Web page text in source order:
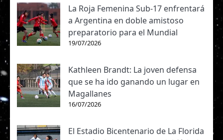
La Roja Femenina Sub-17 enfrentará
a Argentina en doble amistoso
preparatorio para el Mundial
19/07/2026
Kathleen Brandt: La joven defensa
que se ha ido ganando un lugar en
Magallanes
16/07/2026
El Estadio Bicentenario de La Florida